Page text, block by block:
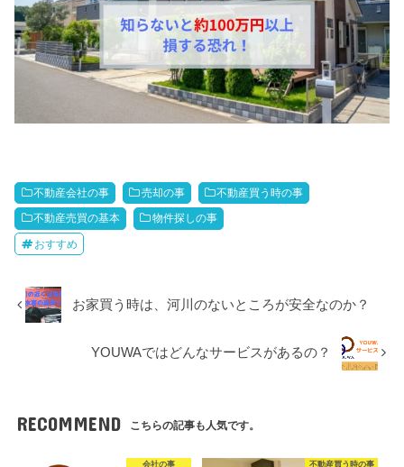
不動産会社の事 売却の事 不動産買う時の事
不動産売買の基本 物件探しの事
おすすめ
お家買う時は、河川のないところが安全なのか？
YOUWAではどんなサービスがあるの？
RECOMMEND こちらの記事も人気です。
会社の事 不動産買う時の事